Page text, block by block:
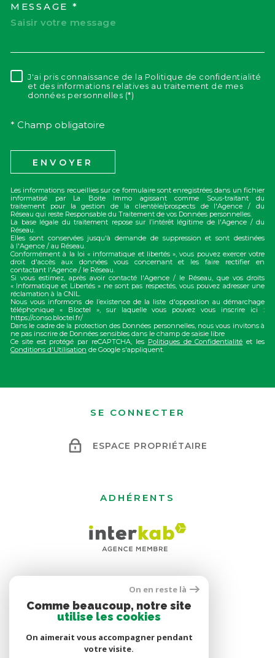
MESSAGE *
RÈGLEMENTATION
J'ai pris connaissance de la Politique de confidentialité
et des informations relatives au traitement de mes
données personnelles (*)
* Champ obligatoire
ENVOYER
Les informations recueillies sur ce formulaire sont enregistrées dans un fichier
informatisé par La Boite Immo agissant comme Sous-traitant du
traitement pour la gestion de la clientèle/prospects de l'Agence / du
Réseau qui reste Responsable du Traitement de vos Données personnelles.
La base légale du traitement repose sur l’intérêt légitime de l'Agence / du
Réseau.
Elles sont conservées jusqu'à demande de suppression et sont destinées
à l'Agence / au Réseau.
Conformément à la loi « informatique et libertés », vous pouvez exercer votre
droit d'accès aux données vous concernant et les faire rectifier en
contactant l'Agence / le Réseau.
Si vous estimez, après avoir contacté l'Agence / le Réseau, que vos droits
« Informatique et Libertés » ne sont pas respectés, vous pouvez adresser une
réclamation à la CNIL.
Nous vous informons de l’existence de la liste d'opposition au démarchage
téléphonique « Bloctel », sur laquelle vous pouvez vous inscrire ici :
https://conso.bloctel.fr/
Dans le cadre de la protection des Données personnelles, nous vous invitons à
ne pas inscrire de Données sensibles dans le champ de saisie libre
Ce site est protégé par reCAPTCHA, les Politiques de Confidentialité et les
Conditions d'Utilisation de Google s'appliquent.
SE CONNECTER
ESPACE PROPRIÉTAIRE
ADHÉRENTS
On en reste là
Comme beaucoup, notre site
utilise les cookies
On aimerait vous accompagner pendant
votre visite.